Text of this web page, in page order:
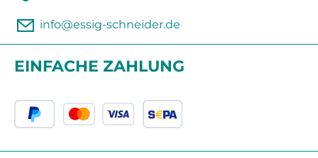
info@essig-schneider.de
EINFACHE ZAHLUNG